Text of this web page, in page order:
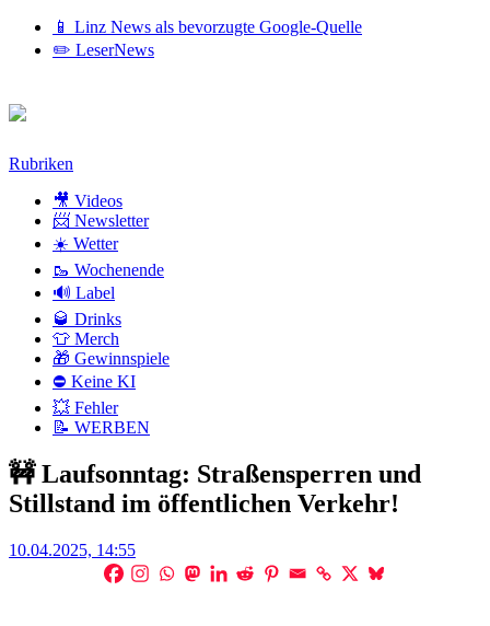
📱 Linz News als bevorzugte Google-Quelle
✏️ LeserNews
Zum
Rubriken
🎥 Videos
📨 Newsletter
☀️ Wetter
🥾 Wochenende
🔊 Label
🥃 Drinks
👕 Merch
🎁 Gewinnspiele
⛔ Keine KI
💥 Fehler
📝 WERBEN
🚧 Laufsonntag: Straßensperren und
Stillstand im öffentlichen Verkehr!
Posted
10.04.2025, 14:55